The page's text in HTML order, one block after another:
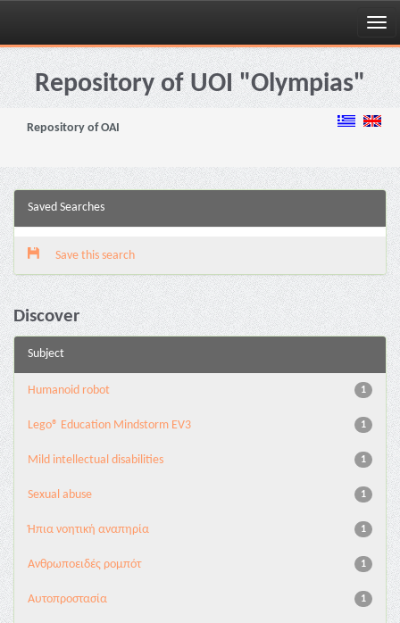
Skip
navigationRepository of UOI "Olympias"
Repository of OAI
Saved Searches
Save this search
Discover
Subject
1
Humanoid robot
1
Lego® Education Mindstorm EV3
1
Mild intellectual disabilities
1
Sexual abuse
1
Ήπια νοητική αναπηρία
1
Ανθρωποειδές ρομπότ
1
Αυτοπροστασία